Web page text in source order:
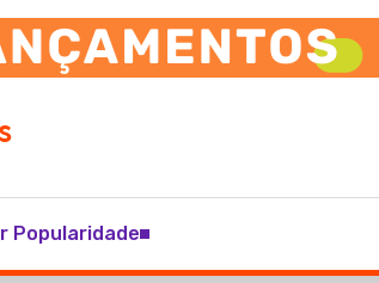
Popularidade